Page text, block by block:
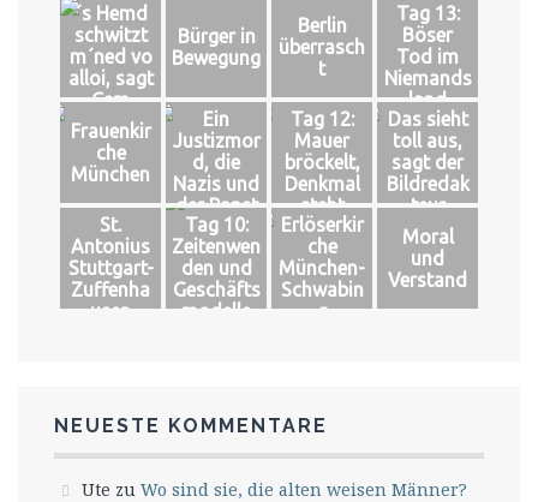
´s Hemd
schwitzt
m´ned vo
alloi, sagt
Cem
Bürger in
Bewegung
Berlin
überrasch
t
Tag 13:
Böser
Tod im
Niemands
land
Frauenkir
che
München
Ein
Justizmor
d, die
Nazis und
der Papst
Tag 12:
Mauer
bröckelt,
Denkmal
steht
Das sieht
toll aus,
sagt der
Bildredak
teur
St.
Antonius
Stuttgart-
Zuffenha
usen
Tag 10:
Zeitenwen
den und
Geschäfts
modelle
Erlöserkir
che
München-
Schwabin
g
Moral
und
Verstand
NEUESTE KOMMENTARE
Ute zu Wo sind sie, die alten weisen Männer?